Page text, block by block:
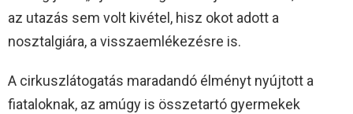
az utazás sem volt kivétel, hisz okot adott a
nosztalgiára, a visszaemlékezésre is.
A cirkuszlátogatás maradandó élményt nyújtott a
fiataloknak, az amúgy is összetartó gyermekek